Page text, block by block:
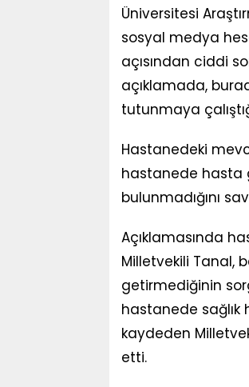
Üniversitesi
sosyal medya
açısından ciddi
açıklamada,
tutunmaya
Hastanedeki
hastanede hasta
bulunmadığını
Açıklamasında
Milletvekili Tanal,
getirmediğinin
hastanede
kaydeden
etti.